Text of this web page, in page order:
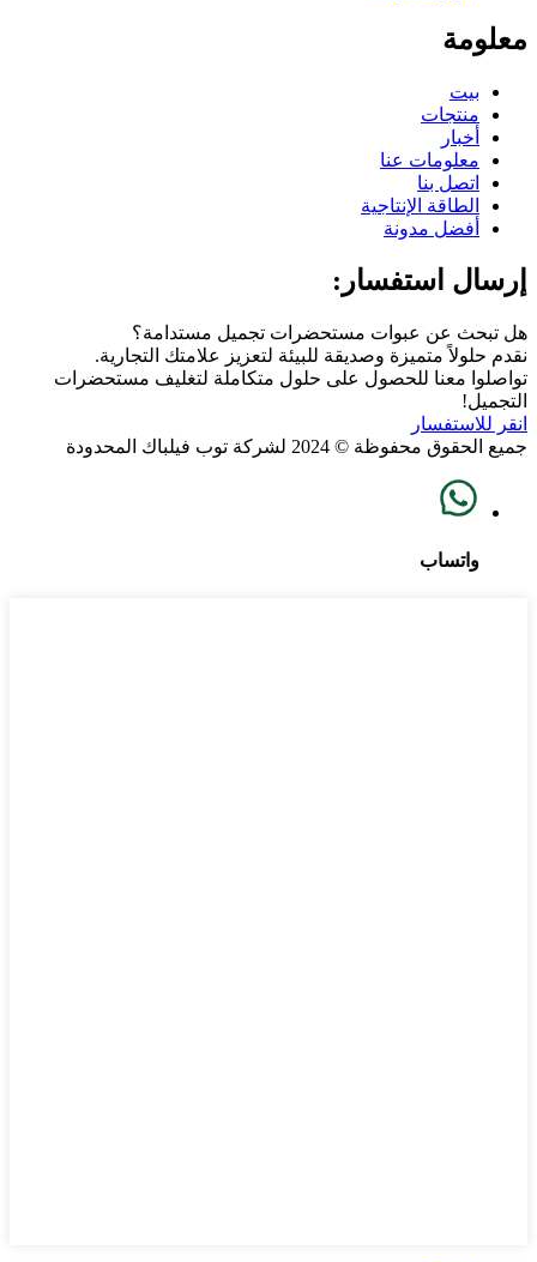
معلومة
بيت
منتجات
أخبار
معلومات عنا
اتصل بنا
الطاقة الإنتاجية
أفضل مدونة
إرسال استفسار:
هل تبحث عن عبوات مستحضرات تجميل مستدامة؟
نقدم حلولاً متميزة وصديقة للبيئة لتعزيز علامتك التجارية.
تواصلوا معنا للحصول على حلول متكاملة لتغليف مستحضرات
التجميل!
انقر للاستفسار
جميع الحقوق محفوظة © 2024 لشركة توب فيلباك المحدودة
واتساب